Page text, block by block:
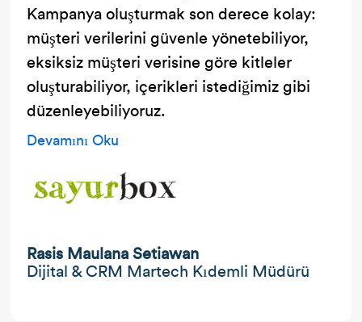
Kampanya oluşturmak son derece kolay:
müşteri verilerini güvenle yönetebiliyor,
eksiksiz müşteri verisine göre kitleler
oluşturabiliyor, içerikleri istediğimiz gibi
düzenleyebiliyoruz.
Devamını Oku
Rasis Maulana Setiawan
Dijital & CRM Martech Kıdemli Müdürü